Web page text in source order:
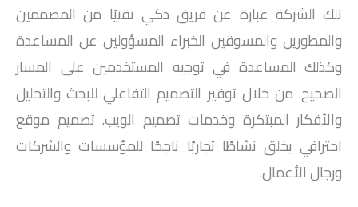
تلك الشركة عبارة عن فريق ذكي تقنيًا من المصممين
والمطورين والمسوقين الخبراء المسؤولين عن المساعدة
وكذلك المساعدة في توجيه المستخدمين على المسار
الصحيح. من خلال توفير التصميم التفاعلي للبحث والتحليل
والأفكار المبتكرة وخدمات تصميم الويب. تصميم موقع
احترافي يخلق نشاطًا تجاريًا ناجحًا للمؤسسات والشركات
ورجال الأعمال.